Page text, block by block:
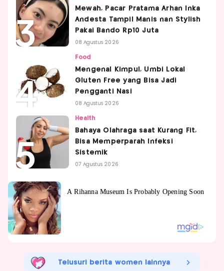
Mewah, Pacar Pratama Arhan Inka
Andesta Tampil Manis nan Stylish
Pakai Bando Rp10 Juta
08 Agustus 2026
Food
Mengenal Kimpul, Umbi Lokal
Gluten Free yang Bisa Jadi
Pengganti Nasi
08 Agustus 2026
Health
Bahaya Olahraga saat Kurang Fit,
Bisa Memperparah Infeksi
Sistemik
07 Agustus 2026
Telusuri berita women lainnya